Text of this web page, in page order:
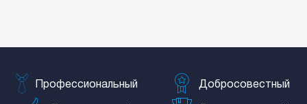
Профессиональный Добросовестный